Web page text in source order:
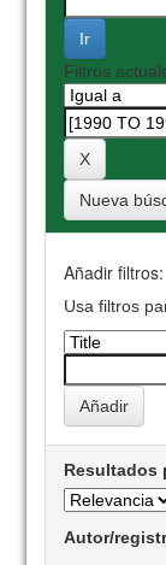
Filtros
Nueva
Añadir filtros:
Usa filtros
Resultados
Autor/